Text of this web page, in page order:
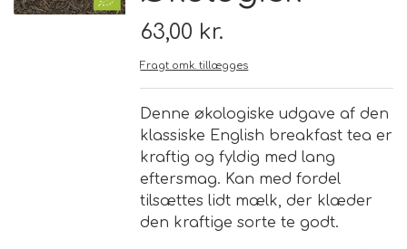
Brand
Løsvægt teer
Sort Te
Chaplon Te
Nyheder
Åbningstider
63,00 kr.
Fragt omk. tillægges
Denne økologiske udgave af den
klassiske English breakfast tea er
kraftig og fyldig med lang
eftersmag. Kan med fordel
tilsættes lidt mælk, der klæder
den kraftige sorte te godt.